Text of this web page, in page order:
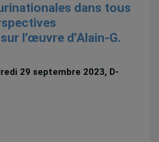
dans tous
l’œuvre d’Alain-G.
29 septembre 2023, D-